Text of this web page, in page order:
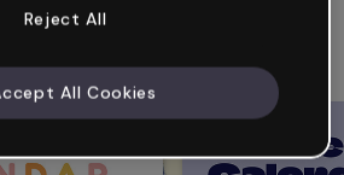
Reject All
All Cookies